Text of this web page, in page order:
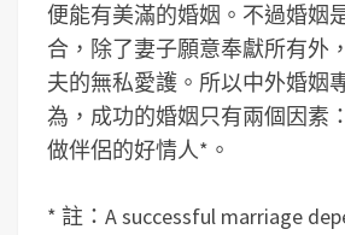
便能有美滿的婚姻。不過婚姻
合，除了妻子願意奉獻所有外
夫的無私愛護。所以中外婚姻
為，成功的婚姻只有兩個因素
做伴侶的好情人*。
* 註：A successful marriage